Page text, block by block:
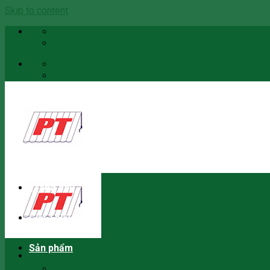
Skip to content
Trang chủ
Giới Thiệu
Sản phẩm